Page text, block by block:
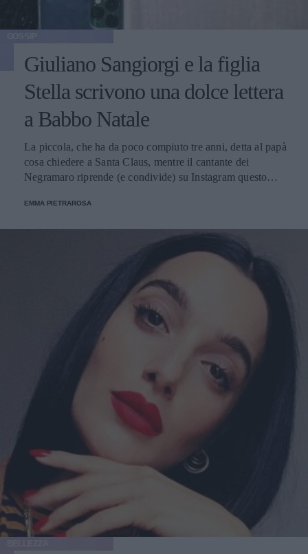
Giuliano Sangiorgi e la figlia
Stella scrivono una dolce lettera
a Babbo Natale
La piccola, che ha da poco compiuto tre anni, detta al papà
cosa chiedere a Santa Claus, mentre il cantante dei
Negramaro riprende (e condivide) su Instagram questo
EMMA PIETRAROSA